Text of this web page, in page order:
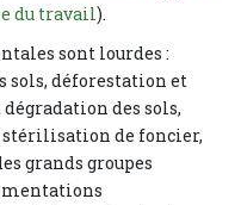
du travail).
sont lourdes :
sols, déforestation et
des sols,
stérilisation de foncier,
grands groupes